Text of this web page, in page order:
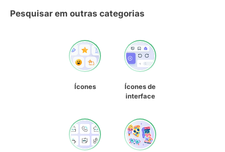
Pesquisar em outras categorias
Ícones
Ícones de
interface